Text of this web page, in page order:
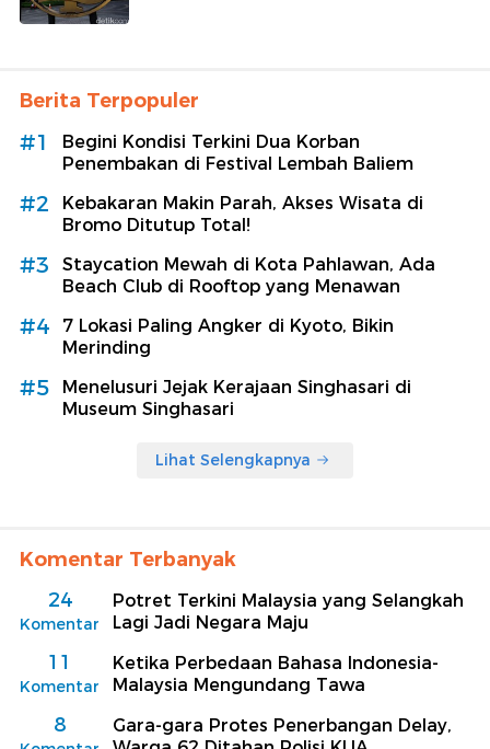
Berita Terpopuler
#1
Begini Kondisi Terkini Dua Korban
Penembakan di Festival Lembah Baliem
#2
Kebakaran Makin Parah, Akses Wisata di
Bromo Ditutup Total!
#3
Staycation Mewah di Kota Pahlawan, Ada
Beach Club di Rooftop yang Menawan
#4
7 Lokasi Paling Angker di Kyoto, Bikin
Merinding
#5
Menelusuri Jejak Kerajaan Singhasari di
Museum Singhasari
Lihat Selengkapnya
Komentar Terbanyak
24
Komentar
Potret Terkini Malaysia yang Selangkah
Lagi Jadi Negara Maju
11
Komentar
Ketika Perbedaan Bahasa Indonesia-
Malaysia Mengundang Tawa
8
Gara-gara Protes Penerbangan Delay,